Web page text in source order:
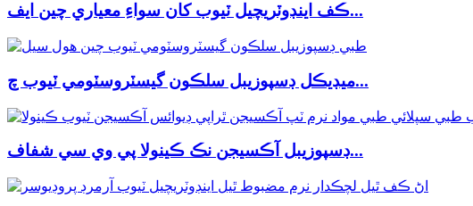
ڪف اينڊوٽريچيل ٽيوب کان سواءِ معياري چين ايف...
ميڊيڪل ڊسپوزيبل سلڪون گيسٽروسٽومي ٽيوب چ...
ڊسپوزيبل آڪسيجن نڪ ڪينولا پي وي سي شفاف...